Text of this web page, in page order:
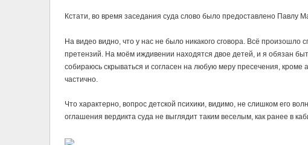
Кстати, во время заседания суда слово было предоставлено Павлу
На видео видно, что у нас не было никакого сговора. Всё произошло
претензий. На моём иждивении находятся двое детей, и я обязан
собираюсь скрываться и согласен на любую меру пресечения,
частично.
Что характерно, вопрос детской психики, видимо, не слишком его
оглашения вердикта суда не выглядит таким веселым, как ранее в